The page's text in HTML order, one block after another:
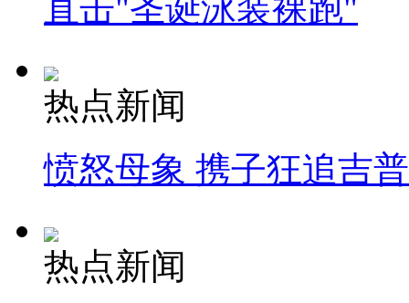
直击"圣诞泳装裸跑"
热点新闻
愤怒母象 携子狂追吉
热点新闻